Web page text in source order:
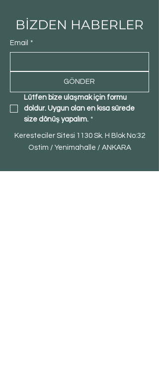
BİZDEN HABERLER
Email *
GÖNDER
Lütfen bize ulaşmak için formu
doldur. Uygun olan en kısa sürede
size dönüş yapalım. *
Keresteciler Sitesi 1130 Sk. H Blok No:32
Ostim / Yenimahalle / ANKARA